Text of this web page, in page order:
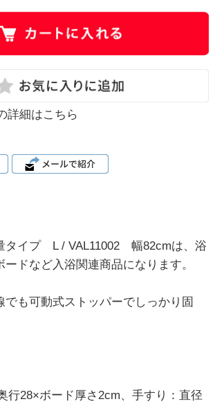
詳細はこちら
イプ L / VAL11002 幅82cmは、浴
ドなど入浴関連商品になります。
でも可動式ストッパーでしっかり固
行28×ボード厚さ2cm、手すり：直径